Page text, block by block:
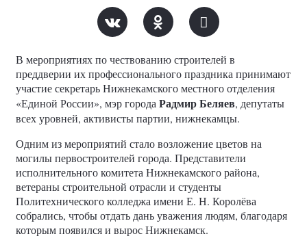
В мероприятиях по чествованию строителей в
преддверии их профессионального праздника принимают
участие секретарь Нижнекамского местного отделения
«Единой России», мэр города Радмир Беляев, депутаты
всех уровней, активисты партии, нижнекамцы.
Одним из мероприятий стало возложение цветов на
могилы первостроителей города. Представители
исполнительного комитета Нижнекамского района,
ветераны строительной отрасли и студенты
Политехнического колледжа имени Е. Н. Королёва
собрались, чтобы отдать дань уважения людям, благодаря
которым появился и вырос Нижнекамск.